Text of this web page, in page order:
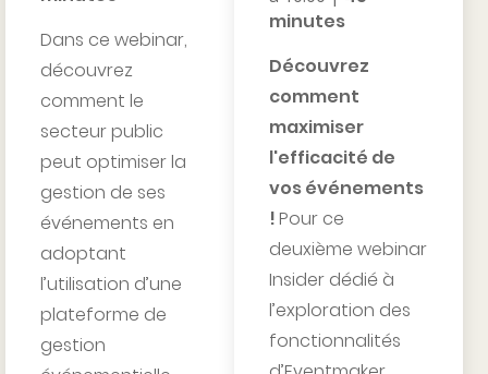
Dans ce webinar,
découvrez
comment le
secteur public
peut optimiser la
gestion de ses
événements en
adoptant
l’utilisation d’une
plateforme de
gestion
minutes
Découvrez
comment
maximiser
l'efficacité de
vos événements
!Pour ce
deuxième webinar
Insider dédié à
l’exploration des
fonctionnalités